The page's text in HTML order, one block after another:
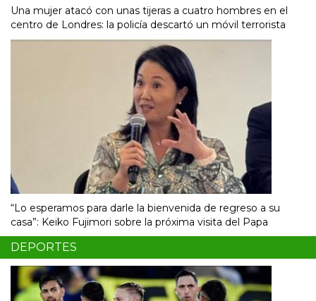
Una mujer atacó con unas tijeras a cuatro hombres en el
centro de Londres: la policía descartó un móvil terrorista
“Lo esperamos para darle la bienvenida de regreso a su
casa”: Keiko Fujimori sobre la próxima visita del Papa
DEPORTES